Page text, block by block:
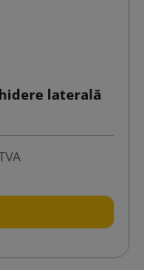
laterală